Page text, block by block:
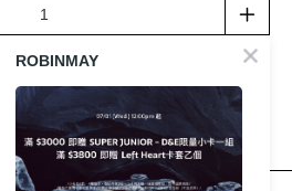
加入追蹤清單
ROBINMAY